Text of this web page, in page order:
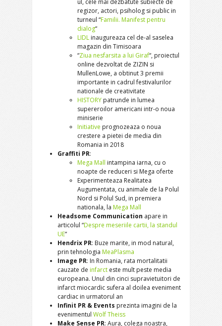
ul, cele mai dezbatute subiecte de
regizor, actori, psiholog si public in
turneul “Familii. Manifest pentru
dialog“
LIDL inaugureaza cel de-al saselea
magazin din Timisoara
“Ziua nesfarsita a lui Giraf“, proiectul
online dezvoltat de ZIZIN si
MullenLowe, a obtinut 3 premii
importante in cadrul festivalurilor
nationale de creativitate
HISTORY patrunde in lumea
supereroilor americani intr-o noua
miniserie
Initiative prognozeaza o noua
crestere a pietei de media din
Romania in 2018
Graffiti PR:
Mega Mall intampina iarna, cu o
noapte de reduceri si Mega oferte
Experimenteaza Realitatea
Augumentata, cu animale de la Polul
Nord si Polul Sud, in premiera
nationala, la Mega Mall
Headsome Communication apare in
articolul “Despre meseriile cartii, la standul
UE“
Hendrix PR: Buze marite, in mod natural,
prin tehnologia MeaPlasma
Image PR: In Romania, rata mortalitatii
cauzate de infarct este mult peste media
europeana. Unul din cinci supravietuitori de
infarct miocardic sufera al doilea eveniment
cardiac in urmatorul an
Infinit PR & Events prezinta imagini de la
evenimentul Wolf Theiss
Make Sense PR: Aura, colega noastra,